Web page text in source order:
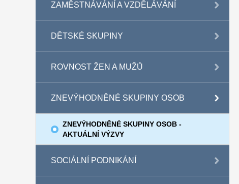
ZAMĚSTNÁVÁNÍ A VZDĚLÁVÁNÍ
DĚTSKÉ SKUPINY
ROVNOST ŽEN A MUŽŮ
ZNEVÝHODNĚNÉ SKUPINY OSOB
ZNEVÝHODNĚNÉ SKUPINY OSOB -
AKTUÁLNÍ VÝZVY
SOCIÁLNÍ PODNIKÁNÍ